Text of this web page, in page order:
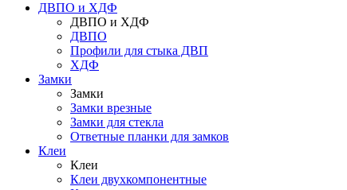
ДВПО и ХДФ
ДВПО и ХДФ
ДВПО
Профили для стыка ДВП
ХДФ
Замки
Замки
Замки врезные
Замки для стекла
Ответные планки для замков
Клеи
Клеи
Клеи двухкомпонентные